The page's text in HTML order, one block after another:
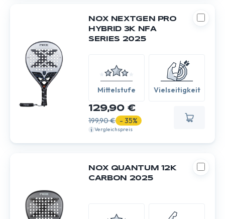
NOX NEXTGEN PRO
HYBRID 3K NFA
SERIES 2025
Mittelstufe Vielseitigkeit
129,90 €
199,90 € - 35%
Vergleichspreis
NOX QUANTUM 12K
CARBON 2025